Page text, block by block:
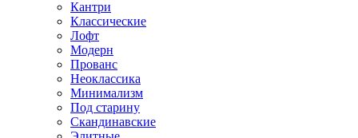
Кантри
Классические
Лофт
Модерн
Прованс
Неоклассика
Минимализм
Под старину
Скандинавские